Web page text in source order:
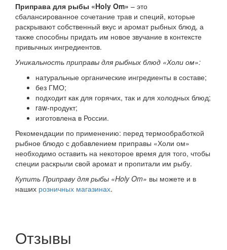
Приправа для рыбы «Holy Om» – это
сбалансированное сочетание трав и специй, которые
раскрывают собственный вкус и аромат рыбных блюд, а
также способны придать им новое звучание в контексте
привычных ингредиентов.
Уникальность приправы для рыбных блюд «Холи ом»:
натуральные органические ингредиенты в составе;
без ГМО;
подходит как для горячих, так и для холодных блюд;
raw-продукт;
изготовлена в России.
Рекомендации по применению: перед термообработкой
рыбное блюдо с добавлением приправы «Холи ом»
необходимо оставить на некоторое время для того, чтобы
специи раскрыли свой аромат и пропитали им рыбу.
Купить Приправу для рыбы «Holy Om» вы можете и в
наших розничных магазинах.
Отзывы